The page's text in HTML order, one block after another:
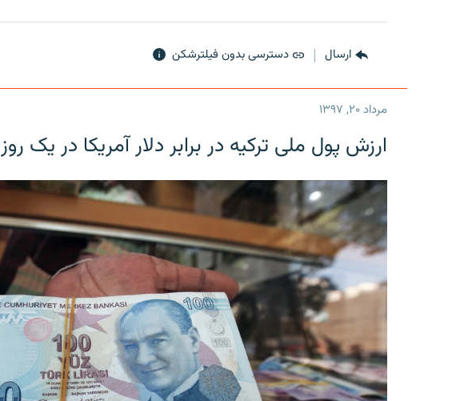
ارسال دسترسی بدون فیلترشکن
مرداد ۲۰, ۱۳۹۷
ارزش پول ملی ترکیه در برابر دلار آمریکا در یک روز ۱۸ درصد سقوط کرد